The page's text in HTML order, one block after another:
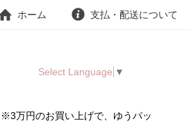
ホーム 支払・配送について
Select Language ▼
※3万円のお買い上げで、ゆうパッ